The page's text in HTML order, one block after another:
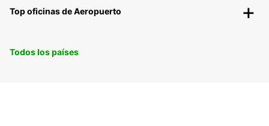
Top oficinas de Aeropuerto
Todos los países